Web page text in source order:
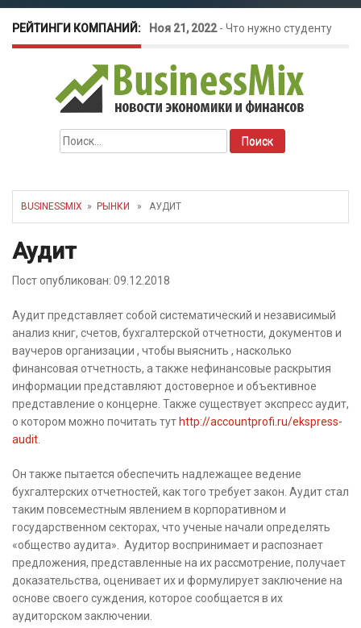
РЕЙТИНГИ КОМПАНИЙ: Ноя 21, 2022- Что нужно студенту
для открытия бизнеса?
Окт 26, 2022-Телефония для
amoCRM: лучшие инструменты для
бизнеса
Найти:
BUSINESSMIX » РЫНКИ » АУДИТ
Аудит
Пост опубликован: 09.12.2018
Аудит представляет собой систематический и независимый
анализ книг, счетов, бухгалтерской отчетности, документов и
ваучеров организации , чтобы выяснить , насколько
финансовая отчетность, а также нефинансовые раскрытия
информации представляют достоверное и объективное
представление о концерне. Также существует экспресс аудит,
о котором можно почитать тут http://accountprofi.ru/ekspress-
audit
Он также пытается обеспечить надлежащее ведение
бухгалтерских отчетностей, как того требует закон. Аудит стал
таким повсеместным явлением в корпоративном и
государственном секторах, что ученые начали определять
«общество аудита». Аудитор воспринимает и распознает
предложения, представленные на их рассмотрение, получает
доказательства, оценивает их и формулирует заключение на
основе своего суждения, которое сообщается в их
аудиторском заключении.